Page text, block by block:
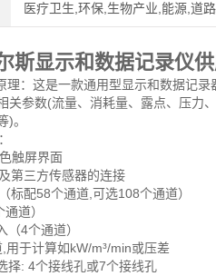
医疗卫生,环保,生物产业,能源,道
斯显示和数据记录仪
理：这是一款通用型显示和数据记
关参数(流量、消耗量、露点、压力、
)。
触屏界面
第三方传感器的连接
标配58个通道,可选108个通道）
道）
（4个通道）
用于计算如kW/m³/min或压差
择: 4个接线孔或7个接线孔